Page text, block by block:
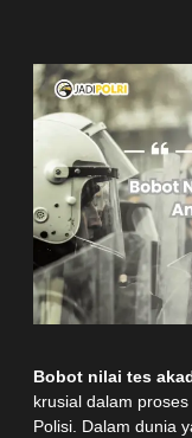
Bobot nilai tes
krusial dalam
Polisi. Dalam dunia